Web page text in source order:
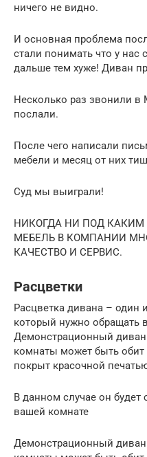
ничего не видно.
И основная проблема
стали понимать что у нас
дальше тем хуже! Диван
Несколько раз звонили в
послали.
После чего написали
мебели и месяц от них
Суд мы выиграли!
НИКОГДА НИ ПОД
МЕБЕЛЬ В КОМПАНИИ
КАЧЕСТВО И СЕРВИС.
Расцветки
Расцветка дивана – один
который нужно обращать
Демонстрационный диван
комнаты может быть
покрыт красочной
В данном случае он
вашей комнате
Демонстрационный диван